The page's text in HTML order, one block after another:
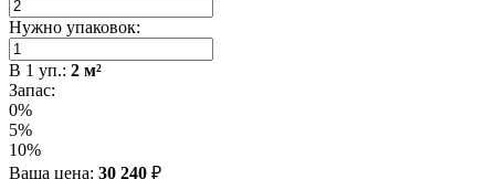
Нужно упаковок:
В 1 уп.: 2 м²
Запас:
0%
5%
10%
Ваша цена: 30 240 ₽